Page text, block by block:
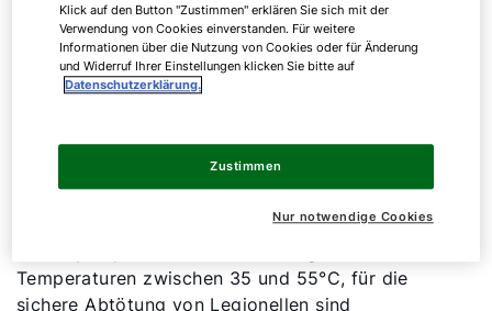
Legionellenwachstum bergen, wenn die
Warmwassertemperaturen zu gering sind, um die
Bakterien abzutöten. Insbesondere in
Warmwasserspeichern und Leitungen können sich
allerdings nicht ausschließlich bei der
Wärmepumpe, sondern kann auch andere
Temperaturen zwischen 35 und 55°C, für die
sichere Abtötung von Legionellen sind
Klick auf den Button "Zustimmen" erklären Sie sich mit der
Verwendung von Cookies einverstanden. Für weitere
Informationen über die Nutzung von Cookies oder für Änderung
und Widerruf Ihrer Einstellungen klicken Sie bitte auf
Datenschutzerklärung.
Nur notwendige Cookies
Zustimmen